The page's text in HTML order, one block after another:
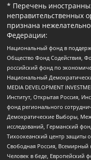
* Перечень
неправительственных
признана
Федерации:
Национальный фонд в
Общество Фонд Содействия,
российский фонд по
Национальный
MEDIA DEVELOPMENT
Институт, Открытая Россия,
фонд регионального
Демократические Выборы,
исследований, Германский
Тихоокеанский центр защиты
Свободная Россия, Всемирный
Человек в беде, Европейский